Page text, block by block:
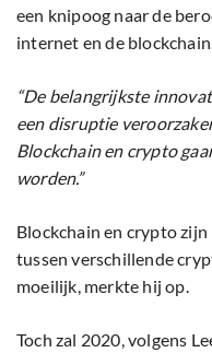
een knipoog naar de
internet en de
“De belangrijkste
een disruptie
Blockchain en crypto
worden.”
Blockchain en crypto
tussen verschillende
moeilijk, merkte hij op.
Toch zal 2020, volgens